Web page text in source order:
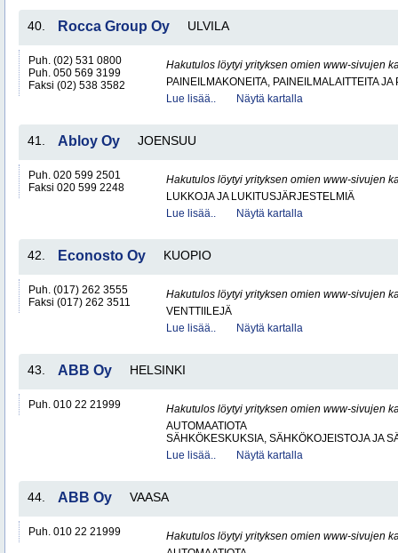
40. Rocca Group Oy ULVILA
Puh. (02) 531 0800
Puh. 050 569 3199
Faksi (02) 538 3582
Hakutulos löytyi yrityksen omien www-sivujen
PAINEILMAKONEITA, PAINEILMALAITTEITA
Lue lisää..
Näytä kartalla
41. Abloy Oy JOENSUU
Puh. 020 599 2501
Faksi 020 599 2248
Hakutulos löytyi yrityksen omien www-sivujen
LUKKOJA JA LUKITUSJÄRJESTELMIÄ
Lue lisää..
Näytä kartalla
42. Econosto Oy KUOPIO
Puh. (017) 262 3555
Faksi (017) 262 3511
Hakutulos löytyi yrityksen omien www-sivujen
VENTTIILEJÄ
Lue lisää..
Näytä kartalla
43. ABB Oy HELSINKI
Puh. 010 22 21999
Hakutulos löytyi yrityksen omien www-sivujen
AUTOMAATIOTA
SÄHKÖKESKUKSIA, SÄHKÖKOJEISTOJA JA
Lue lisää..
Näytä kartalla
44. ABB Oy VAASA
Puh. 010 22 21999
Hakutulos löytyi yrityksen omien www-sivujen